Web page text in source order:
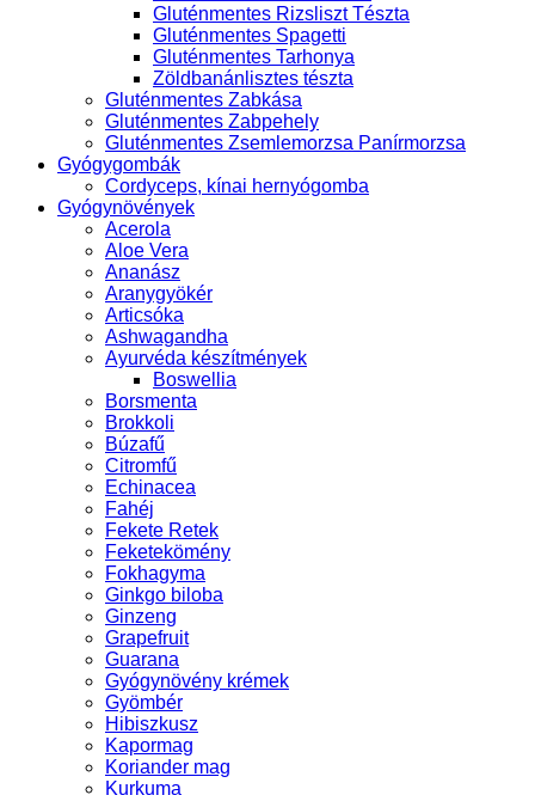
Gluténmentes Rizsliszt Tészta
Gluténmentes Spagetti
Gluténmentes Tarhonya
Zöldbanánlisztes tészta
Gluténmentes Zabkása
Gluténmentes Zabpehely
Gluténmentes Zsemlemorzsa Panírmorzsa
Gyógygombák
Cordyceps, kínai hernyógomba
Gyógynövények
Acerola
Aloe Vera
Ananász
Aranygyökér
Articsóka
Ashwagandha
Ayurvéda készítmények
Boswellia
Borsmenta
Brokkoli
Búzafű
Citromfű
Echinacea
Fahéj
Fekete Retek
Feketekömény
Fokhagyma
Ginkgo biloba
Ginzeng
Grapefruit
Guarana
Gyógynövény krémek
Gyömbér
Hibiszkusz
Kapormag
Koriander mag
Kurkuma